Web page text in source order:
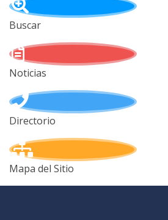
Buscar
Noticias
Directorio
Mapa del Sitio